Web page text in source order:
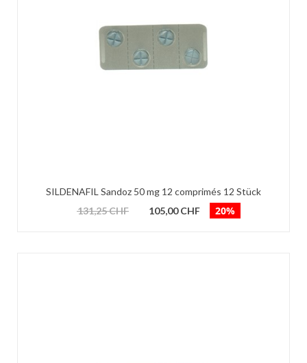
SILDENAFIL Sandoz 50 mg 12 comprimés 12 Stück
131,25 CHF
105,00 CHF 20%